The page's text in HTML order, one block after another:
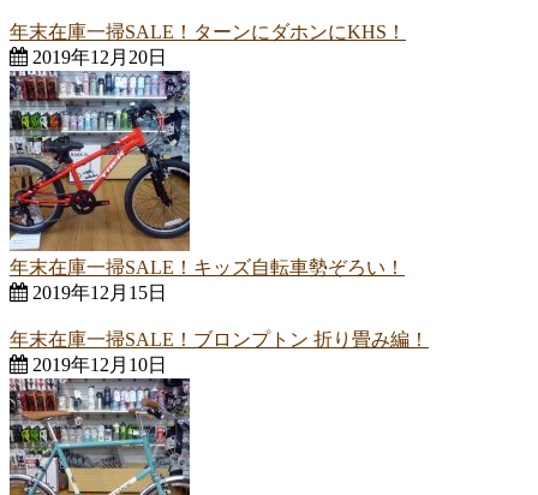
年末在庫一掃SALE！ターンにダホンにKHS！
2019年12月20日
年末在庫一掃SALE！キッズ自転車勢ぞろい！
2019年12月15日
年末在庫一掃SALE！ブロンプトン 折り畳み編！
2019年12月10日